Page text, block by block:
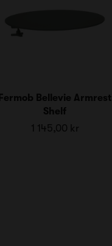
Fermob Bellevie Armrest
Shelf
1 145,00 kr